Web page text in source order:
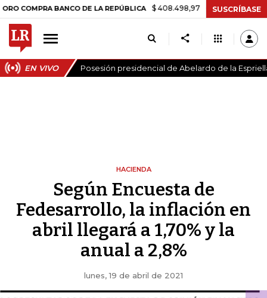
BANCO DE LA REPÚBLICA $ 408.498,97 +$ 8.753,81 +2,19%
SUSCRÍBASE
EN VIVO Posesión presidencial de Abelardo de la
HACIENDA
Según Encuesta de
Fedesarrollo, la inflación en
abril llegará a 1,70% y la
anual a 2,8%
lunes, 19 de abril de 2021